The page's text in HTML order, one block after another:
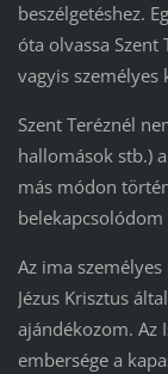
beszélgetéshez.
óta olvassa
vagyis személyes
Szent Teréznél
hallomások stb.)
más módon
Az ima
Jézus Krisztus
ajándékozom. Az
embersége a